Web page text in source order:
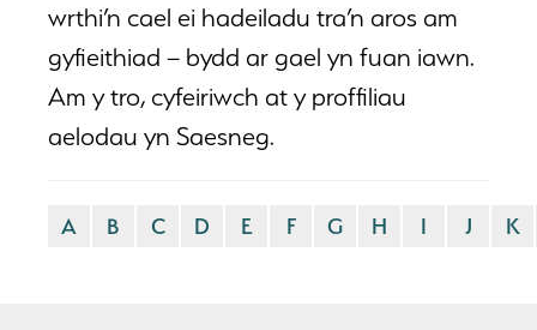
wrthi’n cael ei hadeiladu tra’n aros am
gyfieithiad – bydd ar gael yn fuan iawn.
Am y tro, cyfeiriwch at y proffiliau
aelodau yn Saesneg.
A B C D E F G H I J K